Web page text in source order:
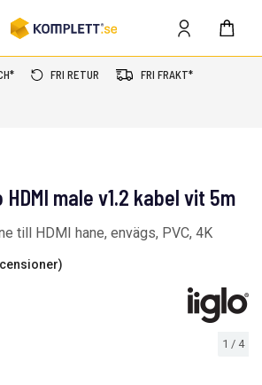
FRI RETUR FRI FRAKT*
1 / 4
HDMI male v1.2 kabel vit 5m
till HDMI hane, envägs, PVC, 4K